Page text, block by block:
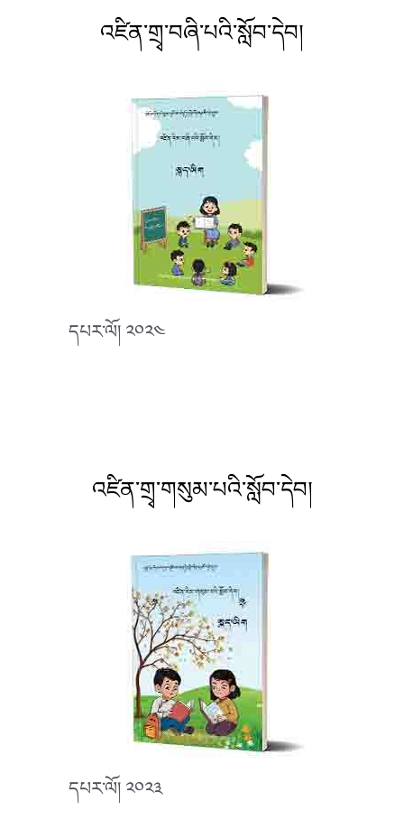
འཛིན་གྲྭ་བཞི་པའི་སློབ་དེབ།
དཔར་ལོ། ༢༠༢༤
འཛིན་གྲྭ་གསུམ་པའི་སློབ་དེབ།
དཔར་ལོ། ༢༠༢༣